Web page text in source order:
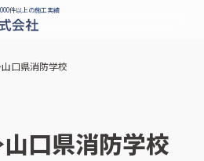
件以上の施工実績
口県消防学校
口県消防学校